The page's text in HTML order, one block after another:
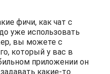
фичи, как чат с
уже использовать
вы можете с
который у вас в
приложении он
какие-то